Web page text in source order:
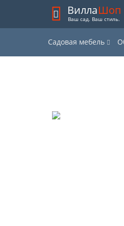
ВиллаШоп
Ваш сад. Ваш стиль.
Садовая мебель